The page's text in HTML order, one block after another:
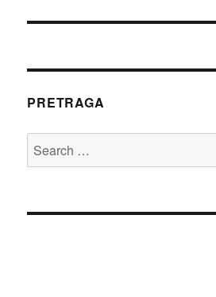
PRETRAGA
Search
for: